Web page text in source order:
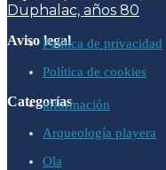
Duphalac, años 80
Aviso legalPolítica de privacidad
Política de cookies
Categoríasinformación
Arqueología playera
Ola